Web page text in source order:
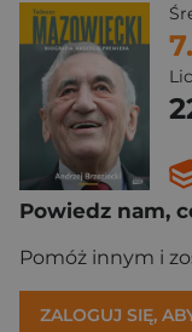
Powiedz nam,
Pomóż innym i
ZALOGUJ SIĘ,